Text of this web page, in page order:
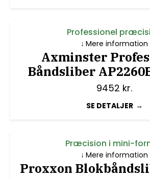
Professionel
Axminster
Båndsliber
9452 kr.
SE DETALJER
Mere information
Præcision i mini-
Proxxon
Mere information